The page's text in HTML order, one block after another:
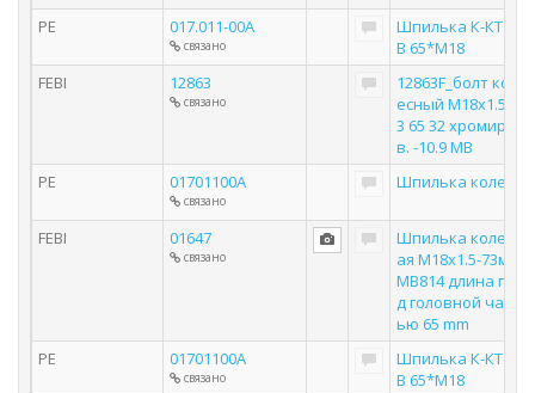
PE 017.011-00A
связано
Шпилька К-КТ M
B 65*M18
FEBI
12863
связано
12863F_болт кол
есный M18x1.5x7
3 65 32 хромиро
в. -10.9 MB
PE
01701100A
связано
Шпилька колеса
FEBI 01647
связано
Шпилька колесн
ая M18х1.5-73мм
MB814 длина по
д головной част
ью 65 mm
PE
01701100A
связано
Шпилька К-КТ M
B 65*M18